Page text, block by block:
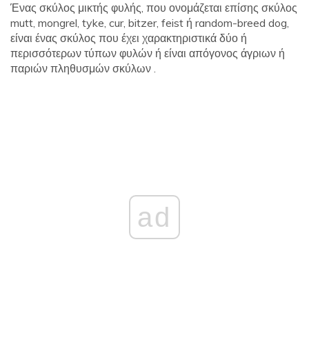
Ένας σκύλος μικτής φυλής, που ονομάζεται επίσης σκύλος
mutt, mongrel, tyke, cur, bitzer, feist ή random-breed dog,
είναι ένας σκύλος που έχει χαρακτηριστικά δύο ή
περισσότερων τύπων φυλών ή είναι απόγονος άγριων ή
παριών πληθυσμών σκύλων .
ad